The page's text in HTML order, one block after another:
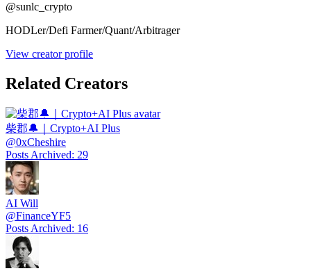
@sunlc_crypto
HODLer/Defi Farmer/Quant/Arbitrager
View creator profile
Related Creators
柴郡🔔｜Crypto+AI Plus
@0xCheshire
Posts Archived: 29
AI Will
@FinanceYF5
Posts Archived: 16